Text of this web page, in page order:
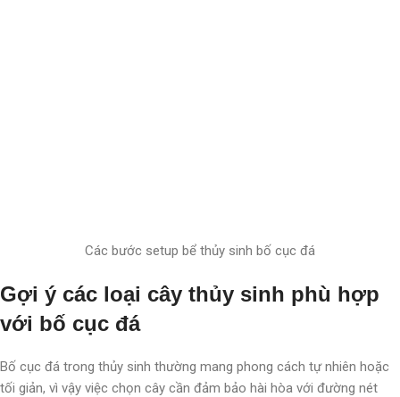
Các bước setup bể thủy sinh bố cục đá
Gợi ý các loại cây thủy sinh phù hợp
với bố cục đá
Bố cục đá trong thủy sinh thường mang phong cách tự nhiên hoặc
tối giản, vì vậy việc chọn cây cần đảm bảo hài hòa với đường nét